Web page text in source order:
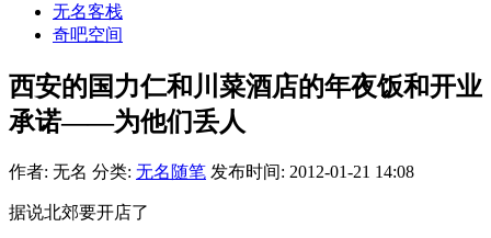
无名客栈
奇吧空间
西安的国力仁和川菜酒店的年夜饭和开业
承诺——为他们丢人
作者: 无名 分类: 无名随笔 发布时间: 2012-01-21 14:08
据说北郊要开店了